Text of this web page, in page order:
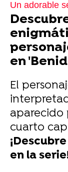
Un adorable
en
El
aparecido
cuarto
en la